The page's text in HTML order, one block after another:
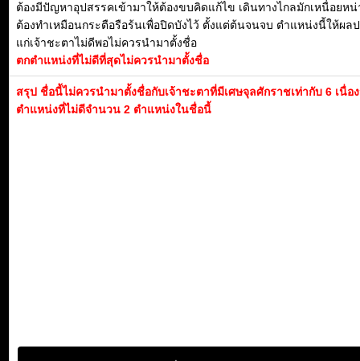
ต้องมีปัญหาอุปสรรคเข้ามาให้ต้องขบคิดแก้ไข เดินทางไกลมักเหนื่อยห
ต้องทำเหมือนกระตือรือร้นเพื่อปิดบังไว้ ตั้งแต่ต้นจนจบ ตำแหน่งนี้ให้ผล
แก่เจ้าชะตาไม่ดีพอไม่ควรนำมาตั้งชื่อ
ตกตำแหน่งที่ไม่ดีที่สุดไม่ควรนำมาตั้งชื่อ
สรุป ชื่อนี้ไม่ควรนำมาตั้งชื่อกับเจ้าชะตาที่มีเศษจุลศักราชเท่ากับ 6 เนื่อ
ตำแหน่งที่ไม่ดีจำนวน 2 ตำแหน่งในชื่อนี้